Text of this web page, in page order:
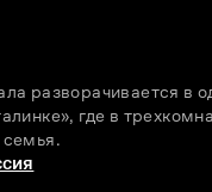
разворачивается в
где в